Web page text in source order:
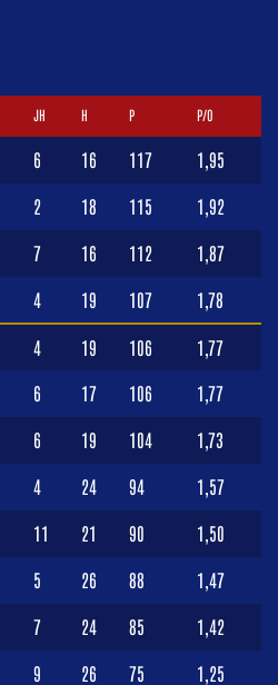
JH H P P/O
6 16 117 1,95
2 18 115 1,92
7 16 112 1,87
4 19 107 1,78
4 19 106 1,77
6 17 106 1,77
6 19 104 1,73
4 24 94 1,57
11 21 90 1,50
5 26 88 1,47
7 24 85 1,42
9 26 75 1,25